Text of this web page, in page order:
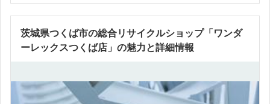
茨城県つくば市の総合リサイクルショップ「ワンダ
ーレックスつくば店」の魅力と詳細情報